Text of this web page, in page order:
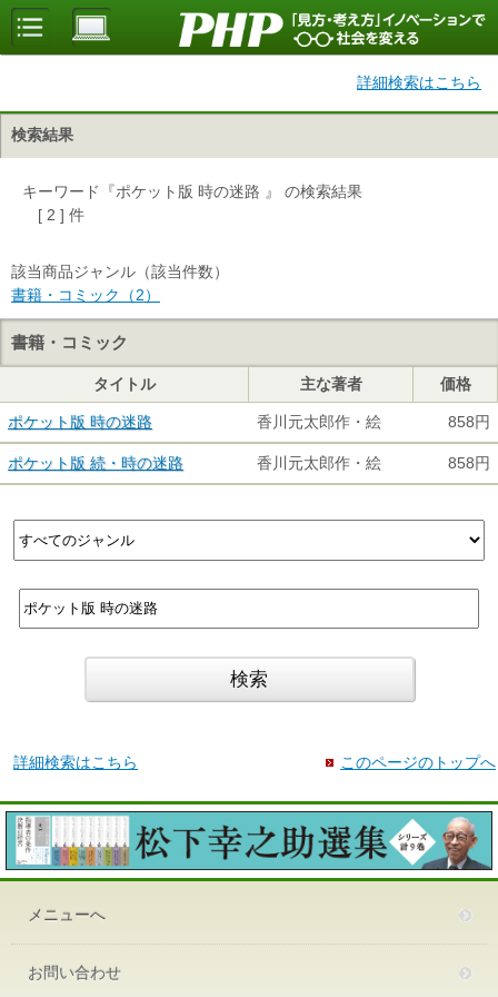
詳細検索はこちら
検索結果
キーワード『ポケット版 時の迷路 』 の検索結果
[ 2 ] 件
該当商品ジャンル（該当件数）
書籍・コミック（2）
書籍・コミック
タイトル 主な著者 価格
ポケット版 時の迷路 香川元太郎作・絵 858円
ポケット版 続・時の迷路 香川元太郎作・絵 858円
詳細検索はこちら このページのトップへ
メニューへ
お問い合わせ